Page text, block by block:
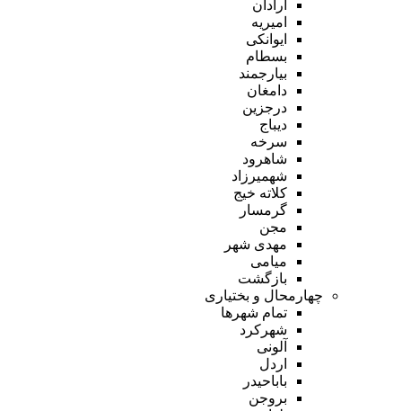
آرادان
امیریه
ایوانکی
بسطام
بیارجمند
دامغان
درجزین
دیباج
سرخه
شاهرود
شهمیرزاد
کلاته خیج
گرمسار
مجن
مهدی شهر
میامی
بازگشت
چهارمحال و بختیاری
تمام شهر‌ها
شهرکرد
آلونی
اردل
باباحیدر
بروجن